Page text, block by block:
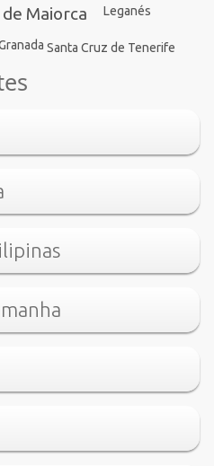
Maiorca
Santa Cruz de Tenerife
Leganés